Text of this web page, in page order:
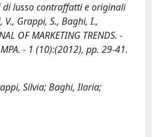
lusso contraffatti e originali
Grappi, S., Baghi, I.,
OF MARKETING TRENDS. -
- 1 (10):(2012), pp. 29-41.
Silvia; Baghi, Ilaria;